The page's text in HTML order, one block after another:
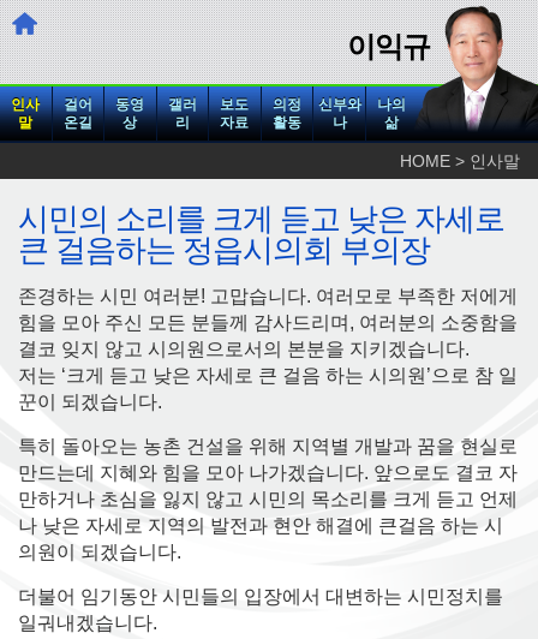
이익규
인사
말
걸어
온길
동영
상
갤러
리
보도
자료
의정
활동
신부와
나
나의
삶
HOME > 인사말
시민의 소리를 크게 듣고 낮은 자세로
큰 걸음하는 정읍시의회 부의장
존경하는 시민 여러분! 고맙습니다. 여러모로 부족한 저에게
힘을 모아 주신 모든 분들께 감사드리며, 여러분의 소중함을
결코 잊지 않고 시의원으로서의 본분을 지키겠습니다.
저는 ‘크게 듣고 낮은 자세로 큰 걸음 하는 시의원’으로 참 일
꾼이 되겠습니다.
특히 돌아오는 농촌 건설을 위해 지역별 개발과 꿈을 현실로
만드는데 지혜와 힘을 모아 나가겠습니다. 앞으로도 결코 자
만하거나 초심을 잃지 않고 시민의 목소리를 크게 듣고 언제
나 낮은 자세로 지역의 발전과 현안 해결에 큰걸음 하는 시
의원이 되겠습니다.
더불어 임기동안 시민들의 입장에서 대변하는 시민정치를
일궈내겠습니다.